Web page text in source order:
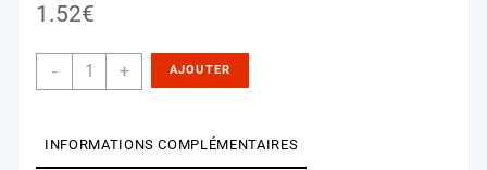
1.52€
- + AJOUTER
INFORMATIONS COMPLÉMENTAIRES